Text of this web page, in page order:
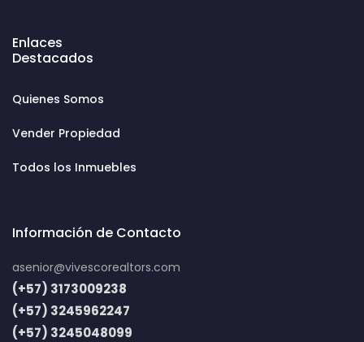
Enlaces
Destacados
Quienes Somos
Vender Propiedad
Todos los Inmuebles
Información de Contacto
asenior@vivescorealtors.com
(+57) 3173009238
(+57) 3245962247
(+57) 3245048099